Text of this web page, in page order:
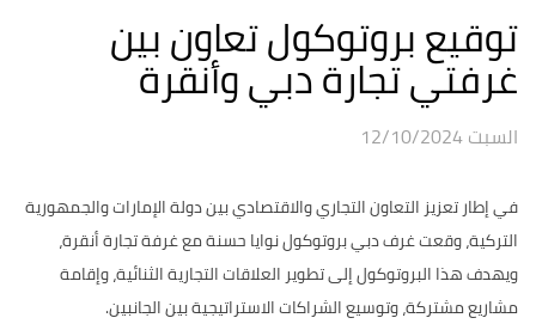
توقيع بروتوكول تعاون بين
غرفتي تجارة دبي وأنقرة
السبت 12/10/2024
في إطار تعزيز التعاون التجاري والاقتصادي بين دولة الإمارات والجمهورية
التركية، وقعت غرف دبي بروتوكول نوايا حسنة مع غرفة تجارة أنقرة،
ويهدف هذا البروتوكول إلى تطوير العلاقات التجارية الثنائية، وإقامة
مشاريع مشتركة، وتوسيع الشراكات الاستراتيجية بين الجانبين.